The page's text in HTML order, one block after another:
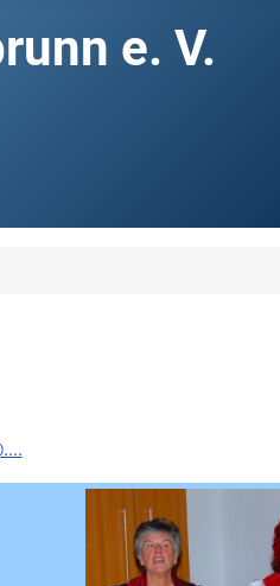
e. V.